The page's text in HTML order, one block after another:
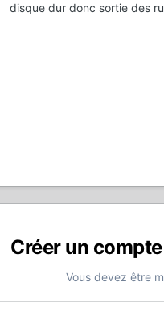
disque dur donc sortie des
Créer un
Vous devez être